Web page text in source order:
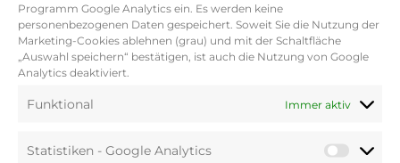
Programm Google Analytics ein. Es werden keine
personenbezogenen Daten gespeichert. Soweit Sie die Nutzung der
Marketing-Cookies ablehnen (grau) und mit der Schaltfläche
„Auswahl speichern“ bestätigen, ist auch die Nutzung von Google
Analytics deaktiviert.
Funktional Immer aktiv
Statistiken - Google Analytics
Schneidebrett Butter Menge
IN DEN WARENKORB
Beschreibung